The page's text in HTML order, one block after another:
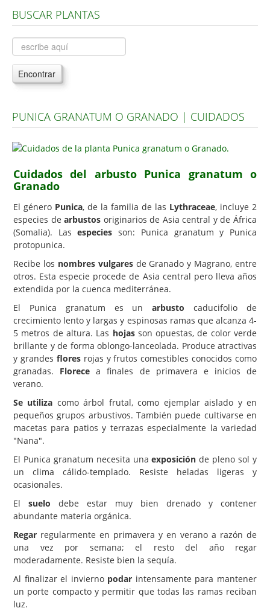
Árboles, Cicas y Palmeras de la G a la Z
Plantas Anuales y Perennes
Plantas Bulbosas y Acuáticas
Plantas de Interior
Plantas Aromáticas y de Huerto
Plantas Carnívoras y Orquídeas
Hemisferio Norte
Hemisferio Sur
Enfermedades
Animales
Hongos
Carencias
Fotos
Flores y Plantas
Árboles y Palmeras
Arbustos y Trepadoras
BUSCAR PLANTAS
Encontrar
PUNICA GRANATUM O GRANADO | CUIDADOS
Cuidados del arbusto Punica granatum o
Granado
El género Punica, de la familia de las Lythraceae, incluye 2
especies dearbustos originarios de Asia central y de África
(Somalia). Lasespecies son: Punica granatum y Punica
protopunica.
Recibe los nombres vulgaresde Granado y Magrano, entre
otros. Esta especie procede de Asia central pero lleva años
extendida por la cuenca mediterránea.
El Punica granatum es unarbusto caducifolio de
crecimiento lento y largas y espinosas ramas que alcanza 4-
5 metros de altura. Las hojasson opuestas, de color verde
brillante y de forma oblongo-lanceolada. Produce atractivas
y grandes floresrojas y frutos comestibles conocidos como
granadas. Florece a finales de primavera e inicios de
verano.
Se utiliza como árbol frutal, como ejemplar aislado y en
pequeños grupos arbustivos. También puede cultivarse en
macetas para patios y terrazas especialmente la variedad
"Nana".
El Punica granatum necesita unaexposición de pleno sol y
un clima cálido-templado. Resiste heladas ligeras y
ocasionales.
El suelo debe estar muy bien drenado y contener
abundante materia orgánica.
Regar regularmente en primavera y en verano a razón de
una vez por semana; el resto del año regar
moderadamente. Resiste bien la sequía.
Al finalizar el invierno podar intensamente para mantener
un porte compacto y permitir que todas las ramas reciban
luz.